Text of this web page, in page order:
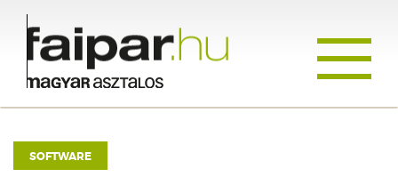
SOFTWARE